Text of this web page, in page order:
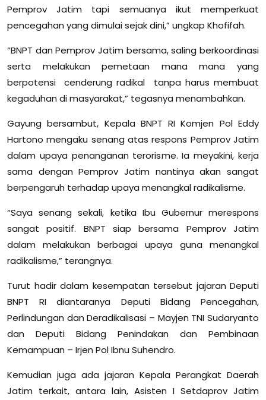
Pemprov Jatim tapi semuanya ikut memperkuat
pencegahan yang dimulai sejak dini,” ungkap Khofifah.
“BNPT dan Pemprov Jatim bersama, saling berkoordinasi
serta melakukan pemetaan mana mana yang
berpotensi cenderung radikal tanpa harus membuat
kegaduhan di masyarakat,” tegasnya menambahkan.
Gayung bersambut, Kepala BNPT RI Komjen Pol Eddy
Hartono mengaku senang atas respons Pemprov Jatim
dalam upaya penanganan terorisme. Ia meyakini, kerja
sama dengan Pemprov Jatim nantinya akan sangat
berpengaruh terhadap upaya menangkal radikalisme.
“Saya senang sekali, ketika Ibu Gubernur merespons
sangat positif. BNPT siap bersama Pemprov Jatim
dalam melakukan berbagai upaya guna menangkal
radikalisme,” terangnya.
Turut hadir dalam kesempatan tersebut jajaran Deputi
BNPT RI diantaranya Deputi Bidang Pencegahan,
Perlindungan dan Deradikalisasi – Mayjen TNI Sudaryanto
dan Deputi Bidang Penindakan dan Pembinaan
Kemampuan – Irjen Pol Ibnu Suhendro.
Kemudian juga ada jajaran Kepala Perangkat Daerah
Jatim terkait, antara lain, Asisten I Setdaprov Jatim